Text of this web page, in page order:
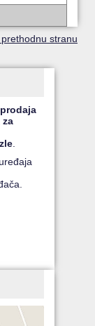
stranu
prodaja
za